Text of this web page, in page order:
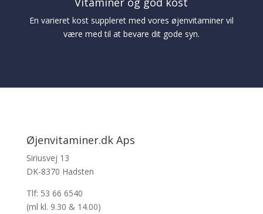
En varieret kost suppleret med vores øjenvitaminer vil
være med til at bevare dit gode syn.
Øjenvitaminer.dk Aps
Siriusvej 13
DK-8370 Hadsten
Tlf: 53 66 6540
(ml kl. 9.30 & 14.00)